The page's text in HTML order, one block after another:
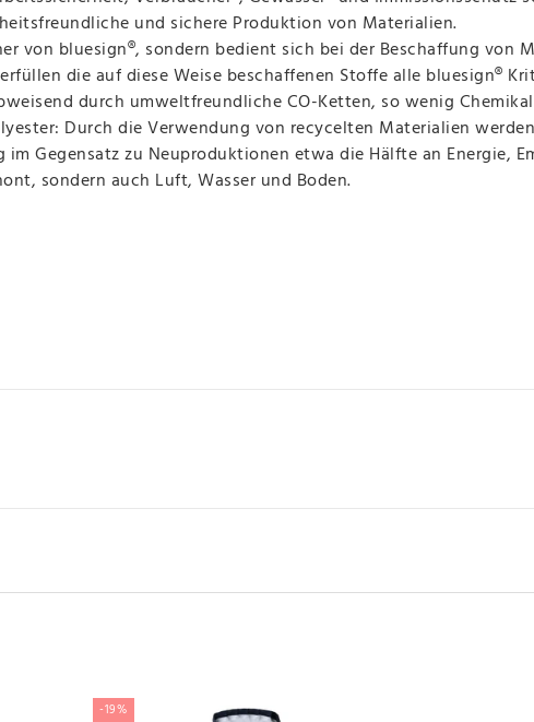
und sichere Produktion von Materialien.
von bluesign®, sondern bedient sich bei der Beschaffung von
die auf diese Weise beschaffenen Stoffe alle bluesign®
durch umweltfreundliche CO-Ketten, so wenig
Durch die Verwendung von recycelten Materialien
Gegensatz zu Neuproduktionen etwa die Hälfte an Energie,
sondern auch Luft, Wasser und Boden.
-19%